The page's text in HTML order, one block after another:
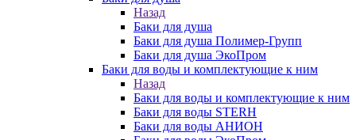
Назад
Баки для душа
Баки для душа Полимер-Групп
Баки для душа ЭкоПром
Баки для воды и комплектующие к ним
Назад
Баки для воды и комплектующие к ним
Баки для воды STERH
Баки для воды АНИОН